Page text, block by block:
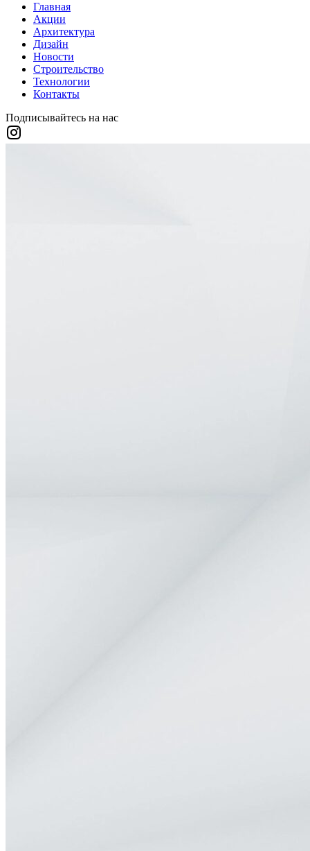
Главная
Акции
Архитектура
Дизайн
Новости
Строительство
Технологии
Контакты
Подписывайтесь на нас